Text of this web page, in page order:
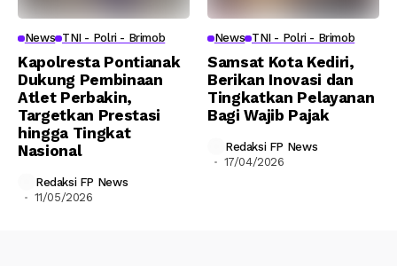
News TNI - Polri - Brimob
Kapolresta Pontianak
Dukung Pembinaan
Atlet Perbakin,
Targetkan Prestasi
hingga Tingkat
Nasional
Redaksi FP News
11/05/2026
News TNI - Polri - Brimob
Samsat Kota Kediri,
Berikan Inovasi dan
Tingkatkan Pelayanan
Bagi Wajib Pajak
Redaksi FP News
17/04/2026